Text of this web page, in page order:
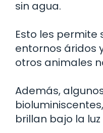
sin agua.
Esto les permite
entornos áridos
otros animales
Además,
brillan bajo la